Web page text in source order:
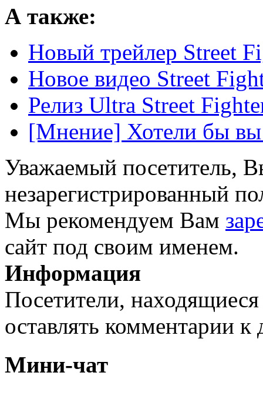
А также:
Новый трейлер Street
Новое видео Street
Релиз Ultra Street
[Мнение] Хотели бы вы
Уважаемый посетитель,
незарегистрированный
Мы рекомендуем Вам
сайт под своим именем.
Информация
Посетители,
оставлять комментарии
Мини-чат